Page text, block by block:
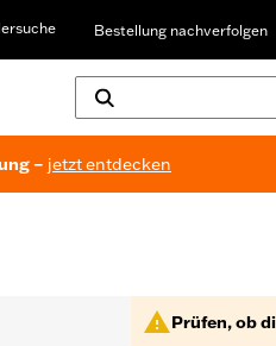
Bestellung nachverfolgen
– jetzt entdecken
Prüfen, ob